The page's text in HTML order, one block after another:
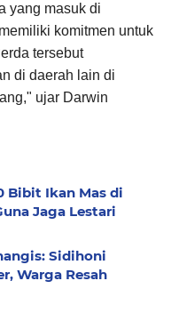
yang masuk di
komitmen untuk
tersebut
di daerah lain di
ujar Darwin
Bibit Ikan Mas di
Jaga Lestari
Sidihoni
Warga Resah